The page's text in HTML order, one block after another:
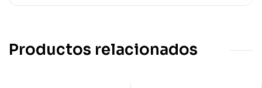
Productos relacionados